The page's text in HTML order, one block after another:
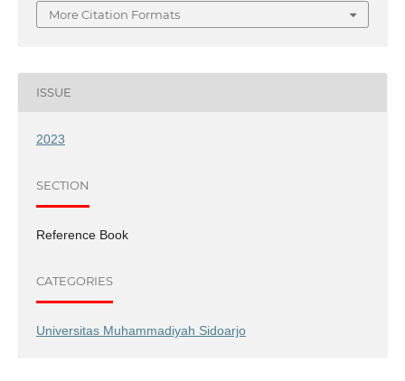
More Citation Formats
ISSUE
2023
SECTION
Reference Book
CATEGORIES
Universitas Muhammadiyah Sidoarjo